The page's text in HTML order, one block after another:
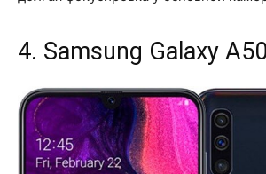
4. Samsung Galaxy A50